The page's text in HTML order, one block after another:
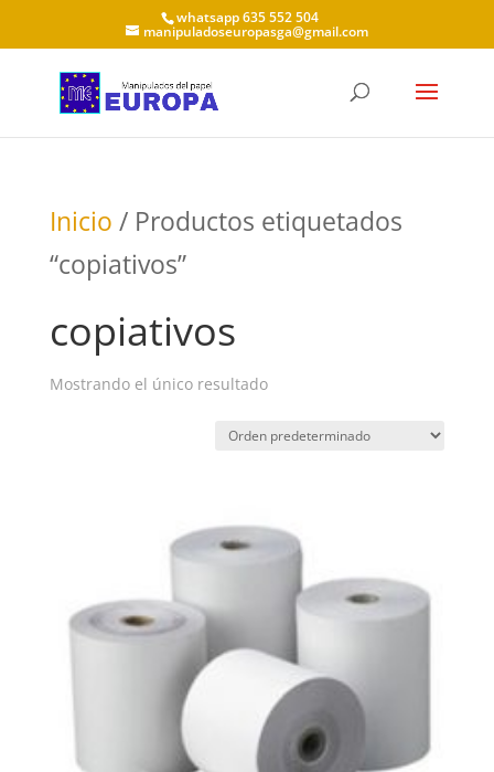
whatsapp 635 552 504
manipuladoseuropasga@gmail.com
Inicio / Productos etiquetados
“copiativos”
copiativos
Mostrando el único resultado